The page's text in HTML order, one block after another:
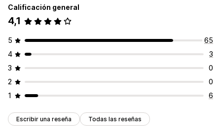
Calificación general
4,1
5
65
4
3
3
0
2
0
1
6
Escribir una reseña Todas las reseñas